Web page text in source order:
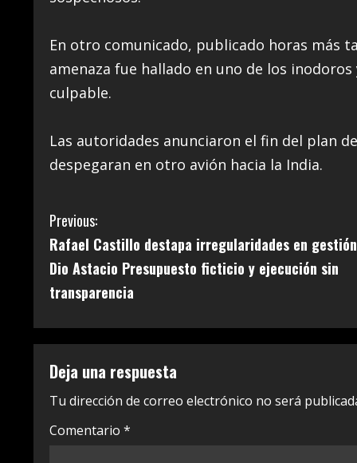
En otro comunicado, publicado horas más
amenaza fue hallado en uno de los
culpable.
Las autoridades anunciaron el fin del plan
despegaran en otro avión hacia la India.
C
o
n
t
i
n
u
Previous:
Rafael Castillo destapa irregularidades en
Dio Astacio Presupuesto ficticio y ejecución sin
transparencia
Deja una respuesta
Tu dirección de correo electrónico no será
Comentario *